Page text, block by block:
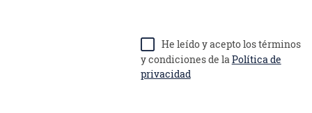
He leído y acepto los términos
y condiciones de la Política de
privacidad